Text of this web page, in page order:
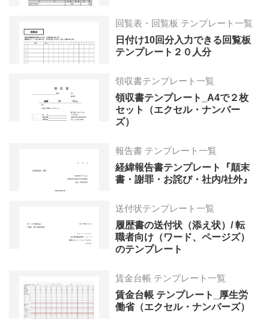
回覧表・回覧板 テンプレート一覧
日付け10回分入力できる回覧板
テンプレート２０人分
領収書テンプレート一覧
領収書テンプレート_A4で２枚
セット（エクセル・ナンバー
ズ）
報告書 テンプレート一覧
経緯報告書テンプレート『顛末
書・謝罪・お詫び・社内/社外』
送付状テンプレート一覧
履歴書の送付状（添え状）/ 転
職者向け（ワード、ページズ）
のテンプレート
賃金台帳 テンプレート一覧
賃金台帳 テンプレート_厚生労
働省（エクセル・ナンバーズ）